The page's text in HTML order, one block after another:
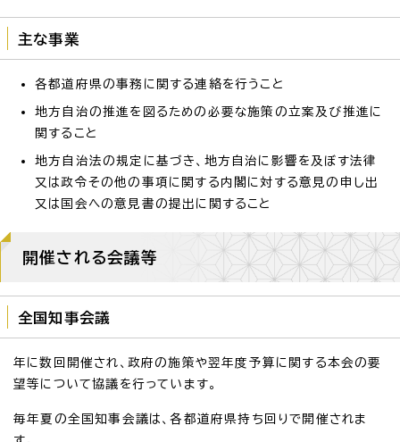
主な事業
各都道府県の事務に関する連絡を行うこと
地方自治の推進を図るための必要な施策の立案及び推進に
関すること
地方自治法の規定に基づき、地方自治に影響を及ぼす法律
又は政令その他の事項に関する内閣に対する意見の申し出
又は国会への意見書の提出に関すること
開催される会議等
全国知事会議
年に数回開催され、政府の施策や翌年度予算に関する本会の要
望等について協議を行っています。
毎年夏の全国知事会議は、各都道府県持ち回りで開催されま